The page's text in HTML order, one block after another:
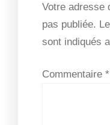
Votre adresse
pas publiée.
sont indiqués
Commentaire *